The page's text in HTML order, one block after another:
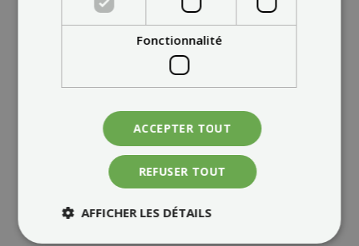
Fonctionnalité
ACCEPTER TOUT
REFUSER TOUT
AFFICHER LES DÉTAILS